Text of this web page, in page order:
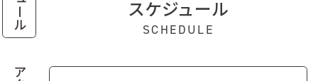
スケジュール
SCHEDULE